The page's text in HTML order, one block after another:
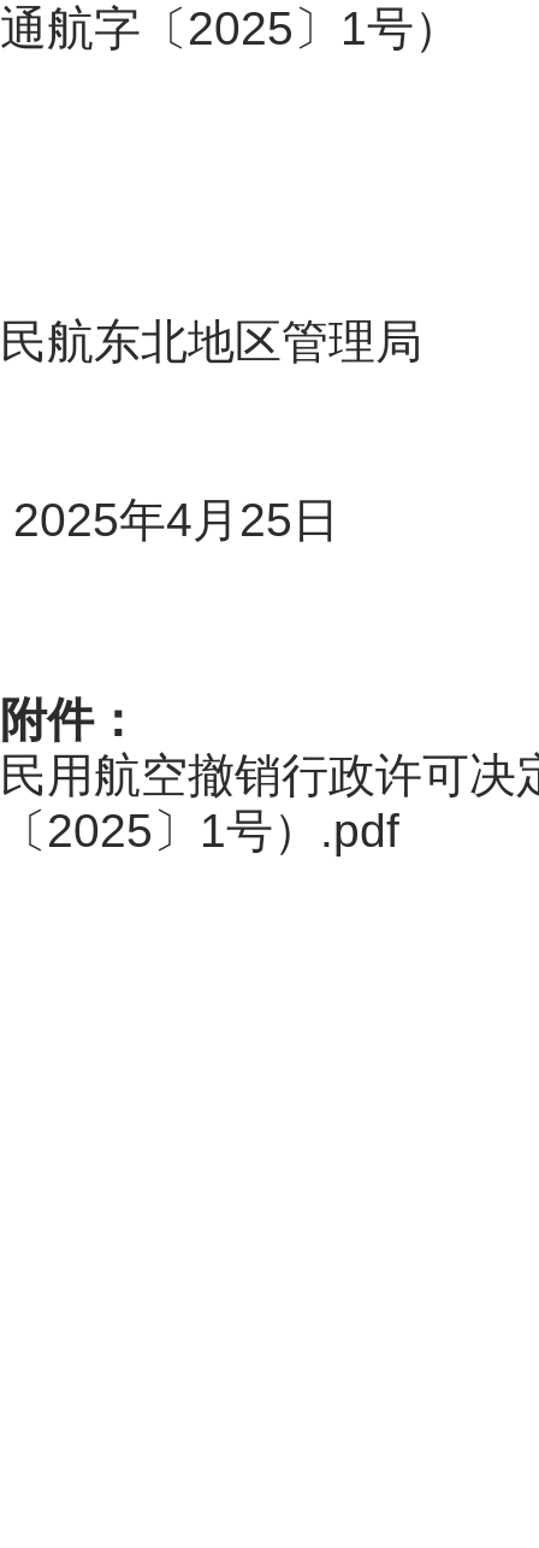
通航字 〔2025 〕 1号）
民航东北地区管理局
2025年4月 25 日
附件：
民用航空撤销行政许可
〔2025〕1号）.pdf